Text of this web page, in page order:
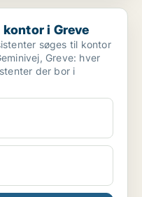
i Greve
søges til kontor
Greve: hver
der bor i